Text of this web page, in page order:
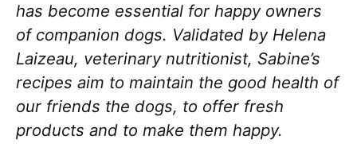
has become essential for happy owners
of companion dogs. Validated by Helena
Laizeau, veterinary nutritionist, Sabine’s
recipes aim to maintain the good health of
our friends the dogs, to offer fresh
products and to make them happy.